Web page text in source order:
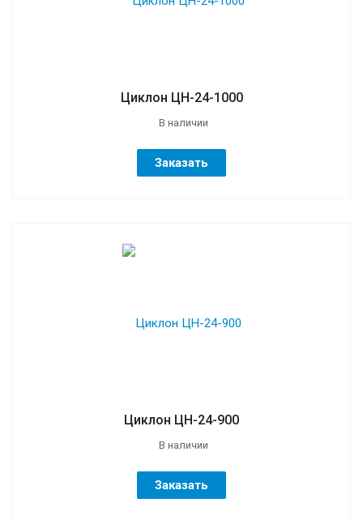
Циклон ЦН-24-1000
В наличии
Заказать
Циклон ЦН-24-900
В наличии
Заказать